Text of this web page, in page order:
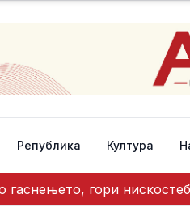
Република Култура
гаснењето, гори